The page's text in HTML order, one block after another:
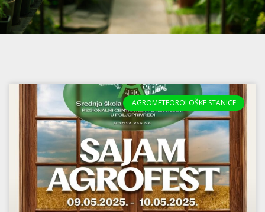
AGROMETEOROLOŠKE STANICE